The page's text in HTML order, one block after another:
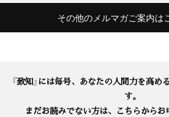
その他のメルマガご案内は
『致知』には毎号、あなたの人間力を高め
す。
まだお読みでない方は、こちらからお